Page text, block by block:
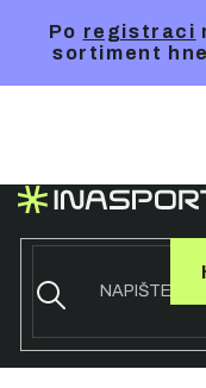
Po registraci
sortiment